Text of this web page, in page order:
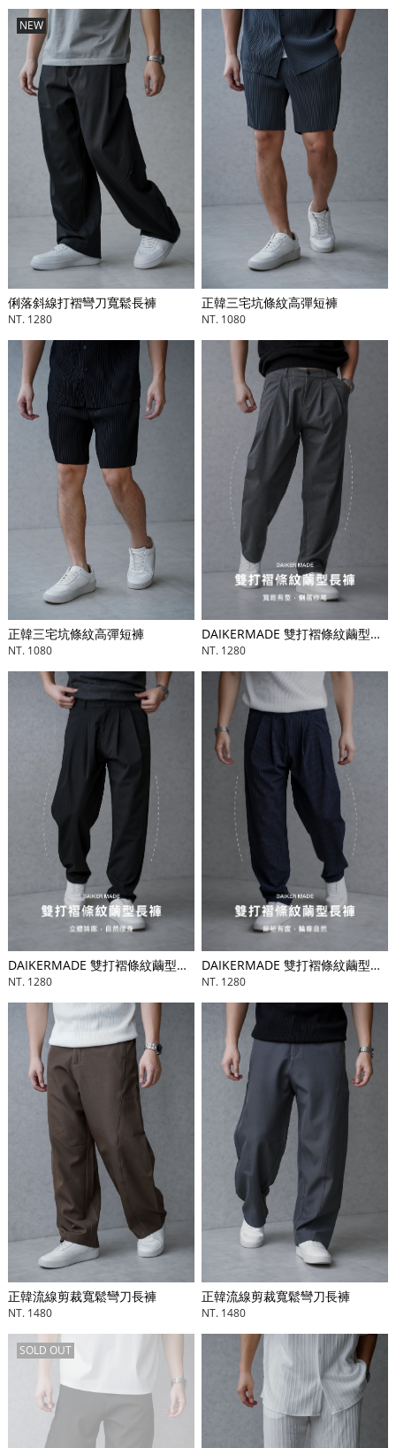
NEW
俐落斜線打褶彎刀寬鬆長褲
NT. 1280
正韓三宅坑條紋高彈短褲
NT. 1080
正韓三宅坑條紋高彈短褲
NT. 1080
DAIKERMADE 雙打褶條紋繭型長褲
NT. 1280
DAIKERMADE 雙打褶條紋繭型長褲
NT. 1280
DAIKERMADE 雙打褶條紋繭型長褲
NT. 1280
正韓流線剪裁寬鬆彎刀長褲
NT. 1480
正韓流線剪裁寬鬆彎刀長褲
NT. 1480
SOLD OUT